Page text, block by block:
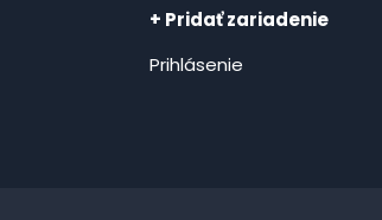
+ Pridať zariadenie
Prihlásenie